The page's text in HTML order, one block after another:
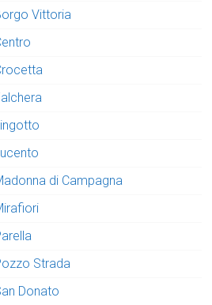
Vittoria
di Campagna
Strada
Donato